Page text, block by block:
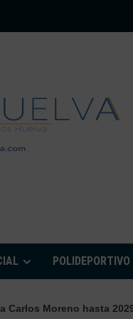
POLIDEPORTIVO
hasta 2029 y lo